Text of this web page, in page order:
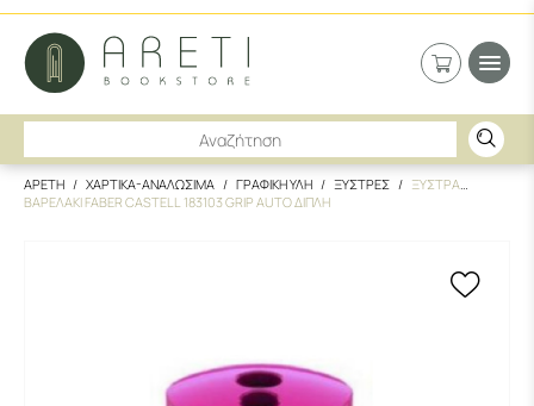
ΑΡΕΤΗ ΧΑΡΤΙΚΑ-ΑΝΑΛΩΣΙΜΑ ΓΡΑΦΙΚΗ ΥΛΗ ΞΥΣΤΡΕΣ
ΞΥΣΤΡΑ
ΒΑΡΕΛΑΚΙ FABER CASTELL 183103 GRIP AUTO ΔΙΠΛΗ